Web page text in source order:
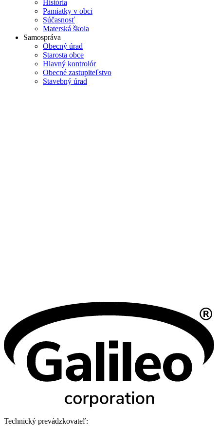
História
Pamiatky v obci
Súčasnosť
Materská škola
Samospráva
Obecný úrad
Starosta obce
Hlavný kontrolór
Obecné zastupiteľstvo
Stavebný úrad
Technický prevádzkovateľ: